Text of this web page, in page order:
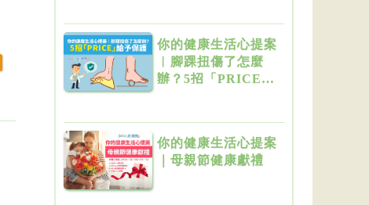
你的健康生活心提案
︱腳踝扭傷了怎麼
辦？5招「PRICE」
你的健康生活心提案
｜母親節健康獻禮